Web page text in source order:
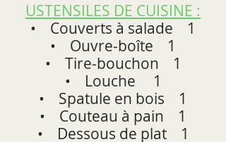
USTENSILES DE CUISINE :
• Couverts à salade 1
• Ouvre‐boîte 1
• Tire‐bouchon 1
• Louche 1
• Spatule en bois 1
• Couteau à pain 1
• Dessous de plat 1